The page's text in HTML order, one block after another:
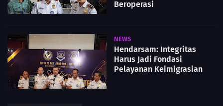
Beroperasi
NEWS
Hendarsam: Integritas
Harus Jadi Fondasi
Pelayanan Keimigrasian